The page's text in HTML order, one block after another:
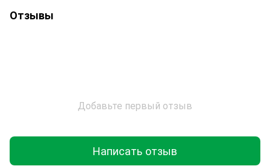
Отзывы
Добавьте первый отзыв
Написать отзыв